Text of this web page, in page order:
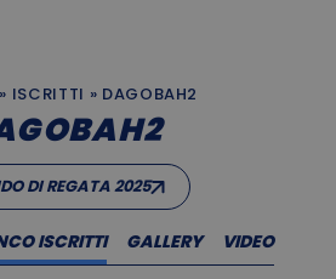
» ISCRITTI » DAGOBAH2
DI REGATA 2025
ISCRITTI GALLERY VIDEO